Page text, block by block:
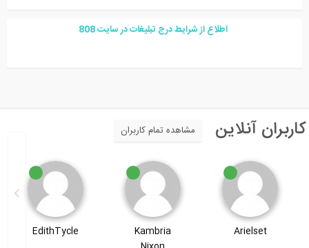
اطلاع از شرایط درج تبلیغات در سایت 808
آنلاین مشاهده تمام کاربران
Kambria
EdithTycle
Amin Nazeri